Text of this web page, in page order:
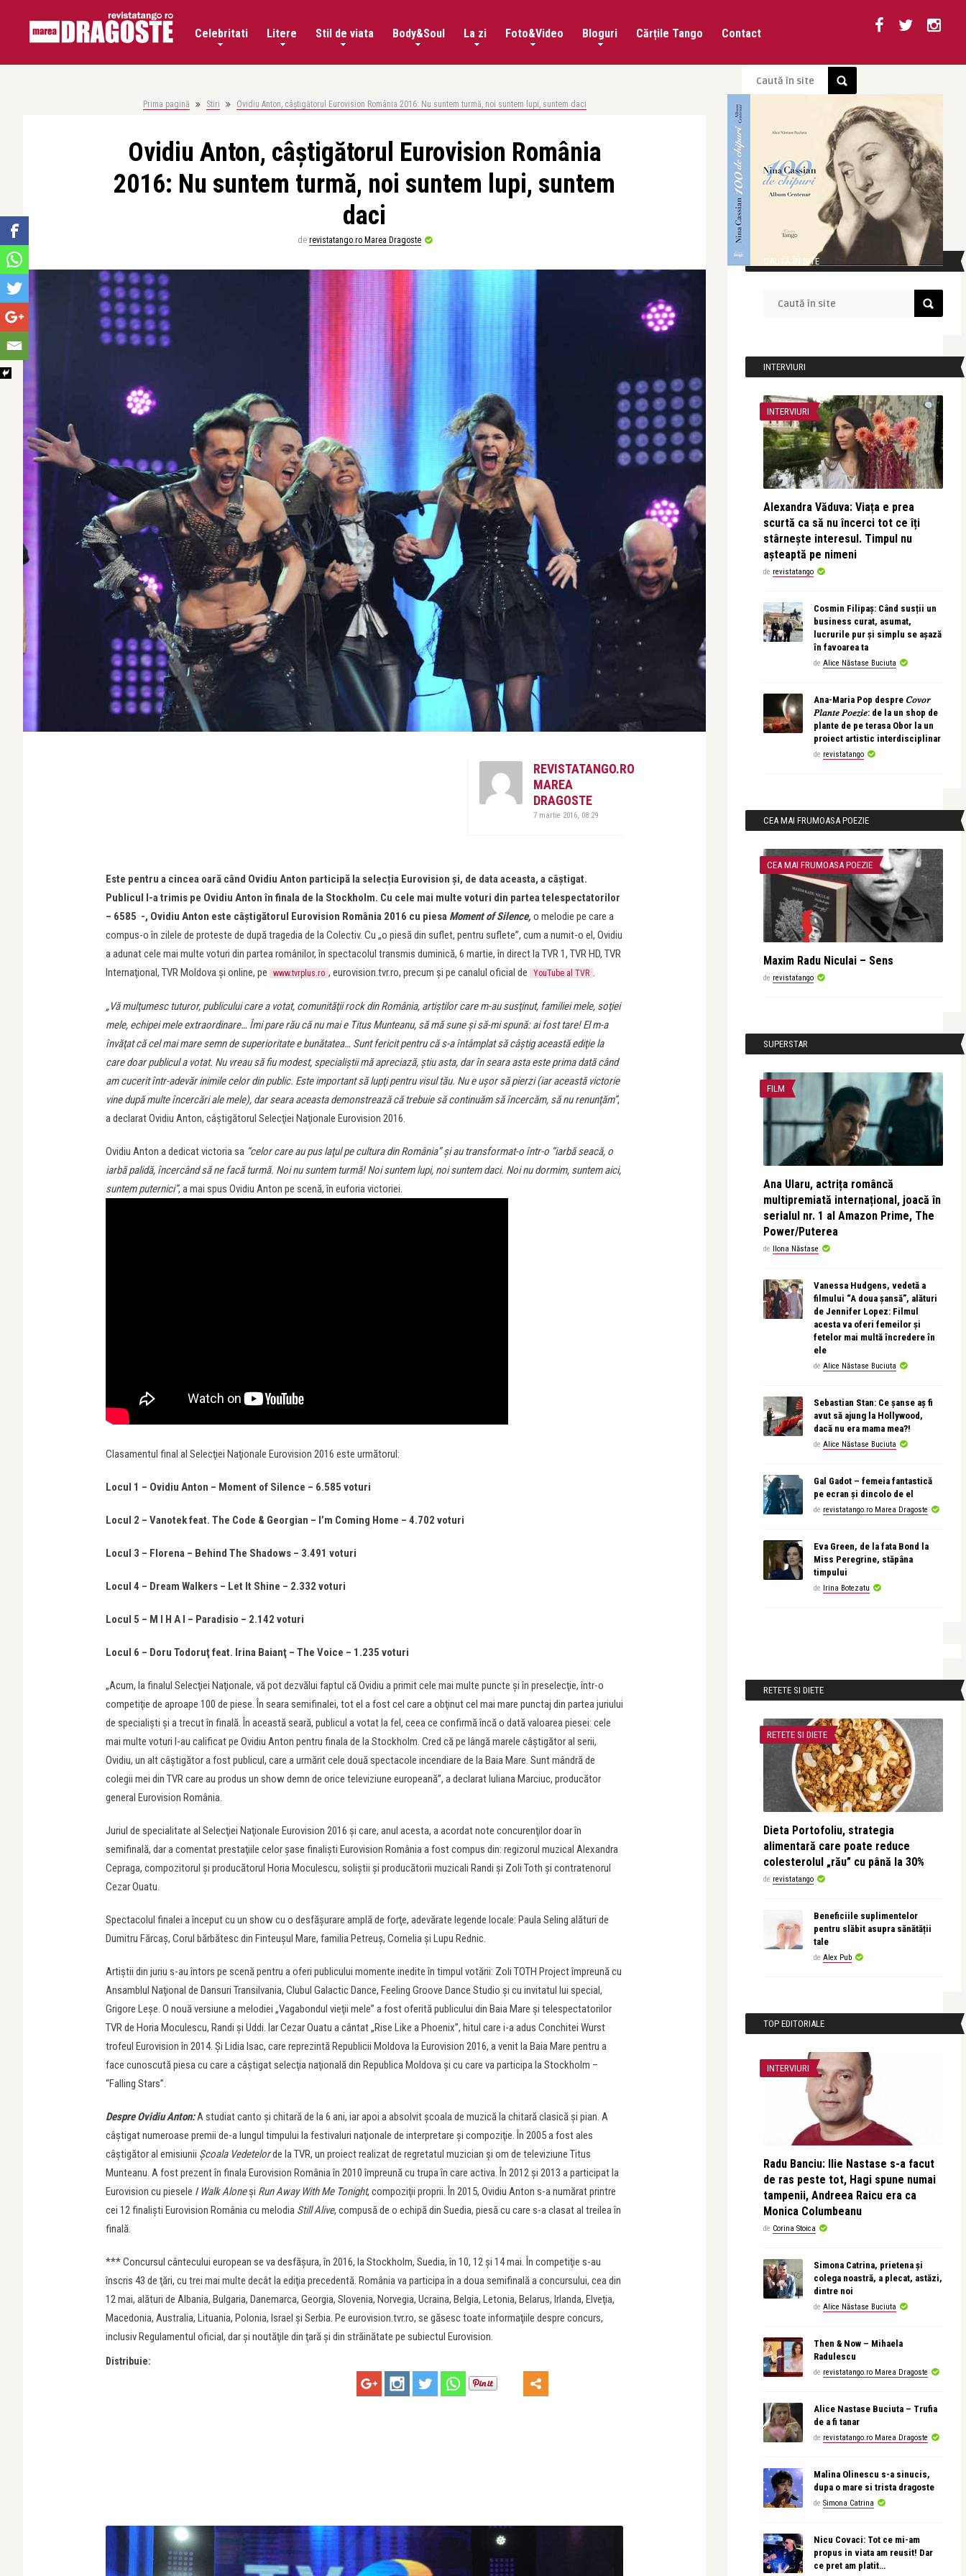
Celebritati Litere Stil de viata Body&Soul La zi Foto&Video Bloguri Cărțile Tango Contact
Prima pagină Stiri Ovidiu Anton, câştigătorul Eurovision România 2016: Nu suntem turmă, noi suntem lupi, suntem daci
Ovidiu Anton, câştigătorul Eurovision România
2016: Nu suntem turmă, noi suntem lupi, suntem
daci
de revistatango.ro Marea Dragoste
REVISTATANGO.RO
MAREA
DRAGOSTE
7 martie 2016, 08:29
Este pentru a cincea oară când Ovidiu Anton participă la selecția Eurovision și, de data aceasta, a câștigat.
Publicul l-a trimis pe Ovidiu Anton în finala de la Stockholm. Cu cele mai multe voturi din partea telespectatorilor
– 6585 -, Ovidiu Anton este câştigătorul Eurovision România 2016 cu piesa Moment of Silence,o melodie pe care a
compus-o în zilele de proteste de după tragedia de la Colectiv. Cu „o piesă din suflet, pentru suflete”, cum a numit-o el, Ovidiu
a adunat cele mai multe voturi din partea românilor, în spectacolul transmis duminică, 6 martie, în direct la TVR 1, TVR HD, TVR
Internaţional, TVR Moldova şi online, pe
www.tvrplus.ro , eurovision.tvr.ro, precum şi pe canalul oficial de YouTube al TVR .
„Vă mulţumesc tuturor, publicului care a votat, comunităţii rock din România, artiştilor care m-au susţinut, familiei mele, soţiei
mele, echipei mele extraordinare… Îmi pare rău că nu mai e Titus Munteanu, să mă sune şi să-mi spună: ai fost tare! El m-a
învăţat că cel mai mare semn de superioritate e bunătatea… Sunt fericit pentru că s-a întâmplat să câştig această ediţie la
care doar publicul a votat. Nu vreau să fiu modest, specialiştii mă apreciază, ştiu asta, dar în seara asta este prima dată când
am cucerit într-adevăr inimile celor din public. Este important să lupţi pentru visul tău. Nu e uşor să pierzi (iar această victorie
vine după multe încercări ale mele), dar seara aceasta demonstrează că trebuie să continuăm să încercăm, să nu renunţăm”,
a declarat Ovidiu Anton, câştigătorul Selecţiei Naţionale Eurovision 2016.
Ovidiu Anton a dedicat victoria sa “celor care au pus laţul pe cultura din România” şi au transformat-o într-o “iarbă seacă, o
iarbă palidă, încercând să ne facă turmă. Noi nu suntem turmă! Noi suntem lupi, noi suntem daci. Noi nu dormim, suntem aici,
suntem puternici”, a mai spus Ovidiu Anton pe scenă, în euforia victoriei.
Clasamentul final al Selecţiei Naţionale Eurovision 2016 este următorul:
Locul 1 – Ovidiu Anton – Moment of Silence – 6.585 voturi
Locul 2 – Vanotek feat. The Code & Georgian – I’m Coming Home – 4.702 voturi
Locul 3 – Florena – Behind The Shadows – 3.491 voturi
Locul 4 – Dream Walkers – Let It Shine – 2.332 voturi
Locul 5 – M I H A I – Paradisio – 2.142 voturi
Locul 6 – Doru Todoruţ feat. Irina Baianţ – The Voice – 1.235 voturi
„Acum, la finalul Selecţiei Naţionale, vă pot dezvălui faptul că Ovidiu a primit cele mai multe puncte şi în preselecţie, într-o
competiţie de aproape 100 de piese. În seara semifinalei, tot el a fost cel care a obţinut cel mai mare punctaj din partea juriului
de specialişti şi a trecut în finală. În această seară, publicul a votat la fel, ceea ce confirmă încă o dată valoarea piesei: cele
mai multe voturi l-au calificat pe Ovidiu Anton pentru finala de la Stockholm. Cred că pe lângă marele câştigător al serii,
Ovidiu, un alt câştigător a fost publicul, care a urmărit cele două spectacole incendiare de la Baia Mare. Sunt mândră de
colegii mei din TVR care au produs un show demn de orice televiziune europeană”, a declarat Iuliana Marciuc, producător
general Eurovision România.
Juriul de specialitate al Selecţiei Naţionale Eurovision 2016 şi care, anul acesta, a acordat note concurenţilor doar în
semifinală, dar a comentat prestaţiile celor şase finalişti Eurovision România a fost compus din: regizorul muzical Alexandra
Cepraga, compozitorul şi producătorul Horia Moculescu, soliştii şi producătorii muzicali Randi şi Zoli Toth şi contratenorul
Cezar Ouatu.
Spectacolul finalei a început cu un show cu o desfăşurare amplă de forţe, adevărate legende locale: Paula Seling alături de
Dumitru Fărcaş, Corul bărbătesc din Finteuşul Mare, familia Petreuş, Cornelia şi Lupu Rednic.
Artiştii din juriu s-au întors pe scenă pentru a oferi publicului momente inedite în timpul votării: Zoli TOTH Project împreună cu
Ansamblul Naţional de Dansuri Transilvania, Clubul Galactic Dance, Feeling Groove Dance Studio şi cu invitatul lui special,
Grigore Leşe. O nouă versiune a melodiei „Vagabondul vieţii mele” a fost oferită publicului din Baia Mare şi telespectatorilor
TVR de Horia Moculescu, Randi şi Uddi. Iar Cezar Ouatu a cântat „Rise Like a Phoenix”, hitul care i-a adus Conchitei Wurst
trofeul Eurovision în 2014. Şi Lidia Isac, care reprezintă Republicii Moldova la Eurovision 2016, a venit la Baia Mare pentru a
face cunoscută piesa cu care a câştigat selecţia naţională din Republica Moldova şi cu care va participa la Stockholm –
“Falling Stars”.
Despre Ovidiu Anton:A studiat canto şi chitară de la 6 ani, iar apoi a absolvit şcoala de muzică la chitară clasică şi pian. A
câştigat numeroase premii de-a lungul timpului la festivaluri naţionale de interpretare şi compoziţie. În 2005 a fost ales
câştigător al emisiunii Şcoala Vedetelorde la TVR, un proiect realizat de regretatul muzician și om de televiziune Titus
Munteanu. A fost prezent în finala Eurovision România în 2010 împreună cu trupa în care activa. În 2012 şi 2013 a participat la
Eurovision cu piesele I Walk Aloneşi Run Away With Me Tonight, compoziţii proprii. În 2015, Ovidiu Anton s-a numărat printre
cei 12 finalişti Eurovision România cu melodia Still Alive, compusă de o echipă din Suedia, piesă cu care s-a clasat al treilea în
finală.
*** Concursul cântecului european se va desfăşura, în 2016, la Stockholm, Suedia, în 10, 12 şi 14 mai. În competiţie s-au
înscris 43 de ţări, cu trei mai multe decât la ediţia precedentă. România va participa în a doua semifinală a concursului, cea din
12 mai, alături de Albania, Bulgaria, Danemarca, Georgia, Slovenia, Norvegia, Ucraina, Belgia, Letonia, Belarus, Irlanda, Elveţia,
Macedonia, Australia, Lituania, Polonia, Israel şi Serbia. Pe eurovision.tvr.ro, se găsesc toate informaţiile despre concurs,
inclusiv Regulamentul oficial, dar şi noutăţile din ţară şi din străinătate pe subiectul Eurovision.
Distribuie:
CAUTĂ ÎN SITE
INTERVIURI
INTERVIURI
Alexandra Văduva: Viața e prea
scurtă ca să nu încerci tot ce îți
stârnește interesul. Timpul nu
așteaptă pe nimeni
de revistatango
Cosmin Filipaș: Când susții un
business curat, asumat,
lucrurile pur și simplu se așază
în favoarea ta
de Alice Năstase Buciuta
Ana-Maria Pop despre 𝐶𝑜𝑣𝑜𝑟
𝑃𝑙𝑎𝑛𝑡𝑒 𝑃𝑜𝑒𝑧𝑖𝑒: de la un shop de
plante de pe terasa Obor la un
proiect artistic interdisciplinar
de revistatango
CEA MAI FRUMOASA POEZIE
CEA MAI FRUMOASA POEZIE
Maxim Radu Niculai – Sens
de revistatango
SUPERSTAR
FILM
Ana Ularu, actrița româncă
multipremiată internațional, joacă în
serialul nr. 1 al Amazon Prime, The
Power/Puterea
de Ilona Năstase
Vanessa Hudgens, vedetă a
filmului “A doua șansă”, alături
de Jennifer Lopez: Filmul
acesta va oferi femeilor și
fetelor mai multă încredere în
ele
de Alice Năstase Buciuta
Sebastian Stan: Ce șanse aș fi
avut să ajung la Hollywood,
dacă nu era mama mea?!
de Alice Năstase Buciuta
Gal Gadot – femeia fantastică
pe ecran și dincolo de el
de revistatango.ro Marea Dragoste
Eva Green, de la fata Bond la
Miss Peregrine, stăpâna
timpului
de Irina Botezatu
RETETE SI DIETE
RETETE SI DIETE
Dieta Portofoliu, strategia
alimentară care poate reduce
colesterolul „rău” cu până la 30%
de revistatango
Beneficiile suplimentelor
pentru slăbit asupra sănătății
tale
de Alex Pub
TOP EDITORIALE
INTERVIURI
Radu Banciu: Ilie Nastase s-a facut
de ras peste tot, Hagi spune numai
tampenii, Andreea Raicu era ca
Monica Columbeanu
de Corina Stoica
Simona Catrina, prietena și
colega noastră, a plecat, astăzi,
dintre noi
de Alice Năstase Buciuta
Then & Now – Mihaela
Radulescu
de revistatango.ro Marea Dragoste
Alice Nastase Buciuta – Trufia
de a fi tanar
de revistatango.ro Marea Dragoste
Malina Olinescu s-a sinucis,
dupa o mare si trista dragoste
de Simona Catrina
Nicu Covaci: Tot ce mi-am
propus in viata am reusit! Dar
ce pret am platit…